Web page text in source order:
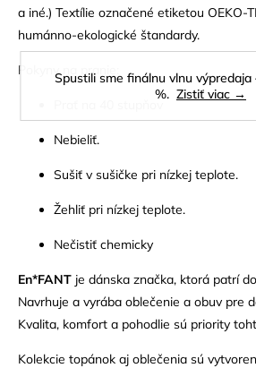
Spustili sme finálnu vlnu výpredaja
%. Zistiť viac →
a iné.) Textílie označené etiketou OEKO-
humánno-ekologické štandardy.
Pokyny na pranie:
Nebieliť.
Sušiť v sušičke pri nízkej teplote.
Žehliť pri nízkej teplote.
Nečistiť chemicky
En*FANT je dánska značka, ktorá patrí
Navrhuje a vyrába oblečenie a obuv pre
Kvalita, komfort a pohodlie sú priority
Kolekcie topánok aj oblečenia sú